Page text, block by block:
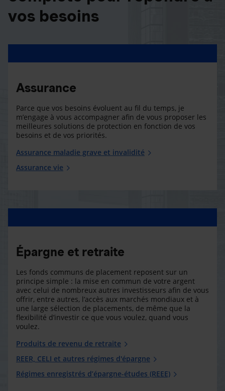
vos besoins
Assurance
Parce que vos besoins évoluent au fil du temps, je
m’engage à vous accompagner afin de vous proposer les
meilleures solutions de protection en fonction de vos
besoins et de vos priorités.
Assurance maladie grave et invalidité
Assurance vie
Épargne et retraite
Les fonds communs de placement reposent sur un
principe simple : la mise en commun de votre argent
avec celui de nombreux autres investisseurs afin de vous
offrir, entre autres, l’accès aux marchés mondiaux et à
une large sélection de placements, de même que la
flexibilité d’investir ce que vous voulez, quand vous
voulez.
Produits de revenu de retraite
REER, CELI et autres régimes d'épargne
Régimes enregistrés d’épargne-études (REEE)